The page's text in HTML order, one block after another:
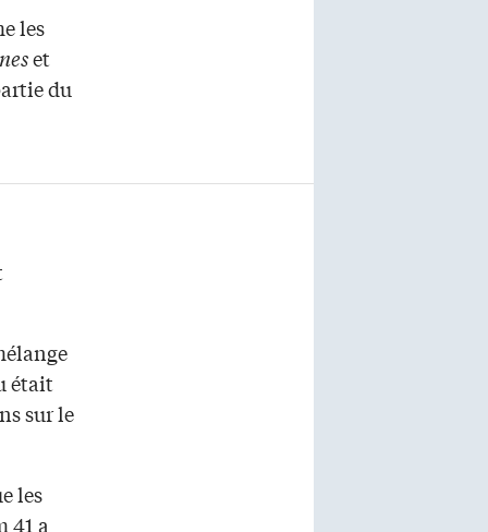
les
et
du
était
sur le
les
41 a